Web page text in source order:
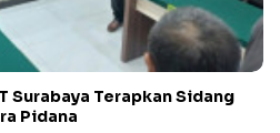
Surabaya Terapkan Sidang
Pidana